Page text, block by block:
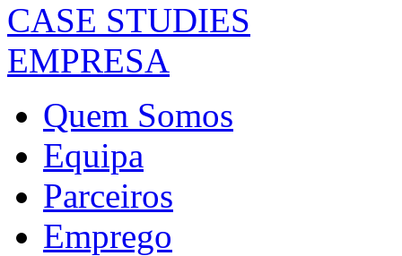
CASE STUDIES
EMPRESA
Quem Somos
Equipa
Parceiros
Emprego